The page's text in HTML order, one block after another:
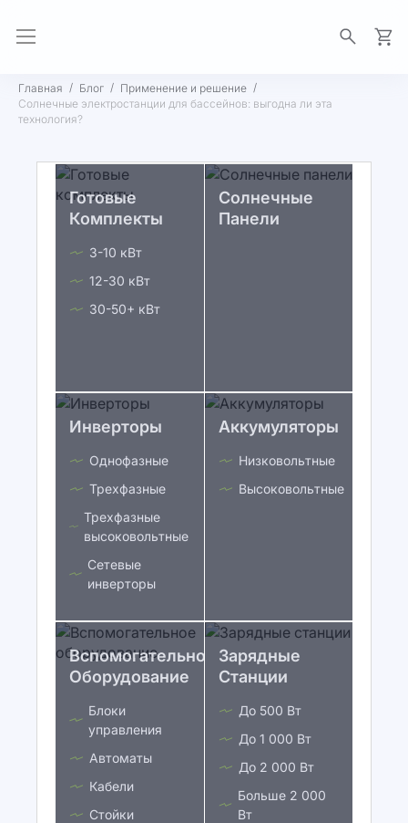
Главная Блог
Применение и решение
Солнечные электростанции для бассейнов: выгодна ли эта
технология?
Готовые
Комплекты
3-10 кВт
12-30 кВт
30-50+ кВт
Солнечные
Панели
Инверторы
Однофазные
Трехфазные
Трехфазные
высоковольтные
Сетевые
инверторы
Аккумуляторы
Низковольтные
Высоковольтные
Вспомогательное
Оборудование
Блоки
управления
Автоматы
Кабели
Стойки
Зарядные
Станции
До 500 Вт
До 1 000 Вт
До 2 000 Вт
Больше 2 000
Вт